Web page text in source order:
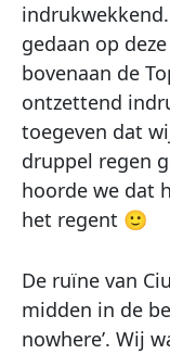
gedaan op
bovenaan de
ontzettend
toegeven dat
druppel regen
hoorde we dat
het regent 🙂
De ruïne van
midden in de
nowhere’. Wij